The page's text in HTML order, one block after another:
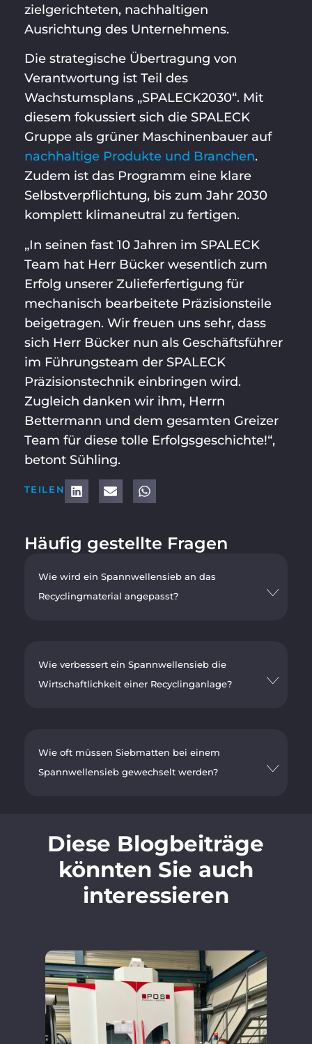
zielgerichteten, nachhaltigen
Ausrichtung des Unternehmens.
Die strategische Übertragung von
Verantwortung ist Teil des
Wachstumsplans „SPALECK2030“. Mit
diesem fokussiert sich die SPALECK
Gruppe als grüner Maschinenbauer auf
nachhaltige Produkte und Branchen.
Zudem ist das Programm eine klare
Selbstverpflichtung, bis zum Jahr 2030
komplett klimaneutral zu fertigen.
„In seinen fast 10 Jahren im SPALECK
Team hat Herr Bücker wesentlich zum
Erfolg unserer Zulieferfertigung für
mechanisch bearbeitete Präzisionsteile
beigetragen. Wir freuen uns sehr, dass
sich Herr Bücker nun als Geschäftsführer
im Führungsteam der SPALECK
Präzisionstechnik einbringen wird.
Zugleich danken wir ihm, Herrn
Bettermann und dem gesamten Greizer
Team für diese tolle Erfolgsgeschichte!“,
betont Sühling.
TEILEN
Häufig gestellte Fragen
Wie wird ein Spannwellensieb an das
Recyclingmaterial angepasst?
Wie verbessert ein Spannwellensieb die
Wirtschaftlichkeit einer Recyclinganlage?
Wie oft müssen Siebmatten bei einem
Spannwellensieb gewechselt werden?
Diese Blogbeiträge
könnten Sie auch
interessieren